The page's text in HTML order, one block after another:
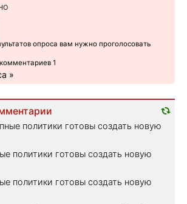
опроса вам нужно проголосовать
1
»
политики готовы создать новую
политики готовы создать новую
политики готовы создать новую